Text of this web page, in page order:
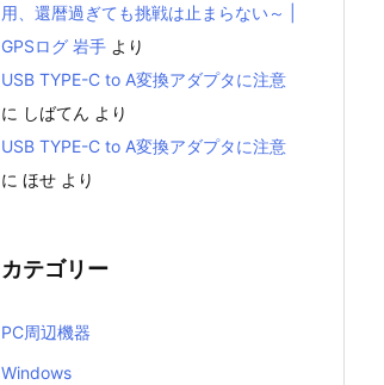
用、還暦過ぎても挑戦は止まらない～ |
GPSログ 岩手 より
USB TYPE-C to A変換アダプタに注意
に しばてん より
USB TYPE-C to A変換アダプタに注意
に ほせ より
カテゴリー
PC周辺機器
Windows